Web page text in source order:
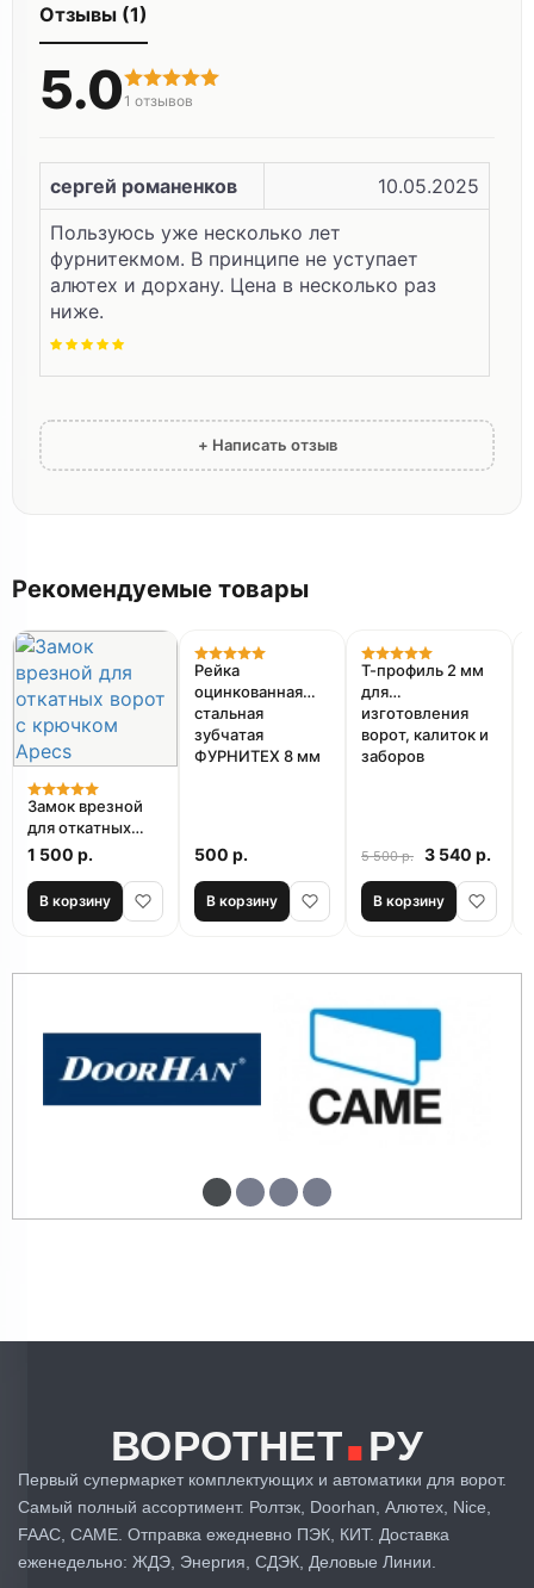
Отзывы (1)
5.0 1 отзывов
сергей романенков
10.05.2025
Пользуюсь уже несколько лет
фурнитекмом. В принципе не уступает
алютех и дорхану. Цена в несколько раз
ниже.
+ Написать отзыв
Рекомендуемые товары
Замок врезной
для откатных
ворот с крючком
1 500 р.
В корзину
Рейка
оцинкованная
стальная
зубчатая
ФУРНИТЕХ 8 мм
500 р.
В корзину
Акция
Т-профиль 2 мм
для
изготовления
ворот, калиток и
заборов
5 500 р. 3 540 р.
В корзину
ВОРОТНЕТ.РУ
Первый супермаркет комплектующих и автоматики для ворот.
Самый полный ассортимент. Ролтэк, Doorhan, Алютех, Nice,
FAAC, CAME. Отправка ежедневно ПЭК, КИТ. Доставка
еженедельно: ЖДЭ, Энергия, СДЭК, Деловые Линии.